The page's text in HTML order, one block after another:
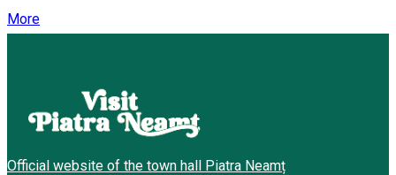
More
Official website of the town hall Piatra Neamț